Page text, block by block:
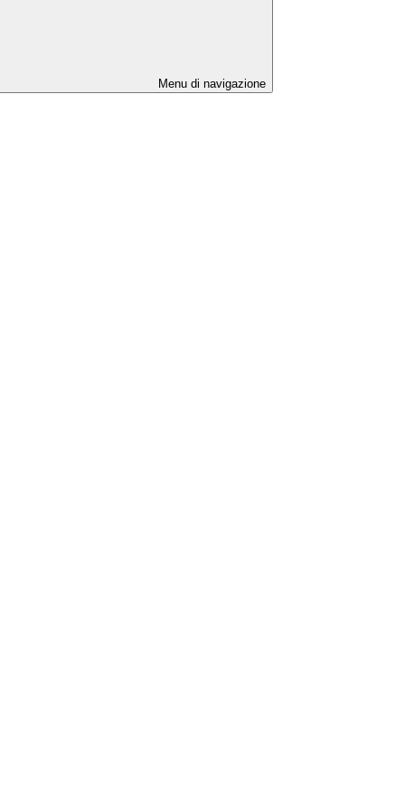
Menu di navigazione